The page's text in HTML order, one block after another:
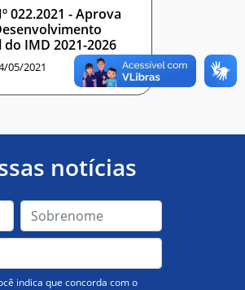
022.2021 - Aprova
IMD 2021-2026
05/2021
notícias
indica que concorda com o